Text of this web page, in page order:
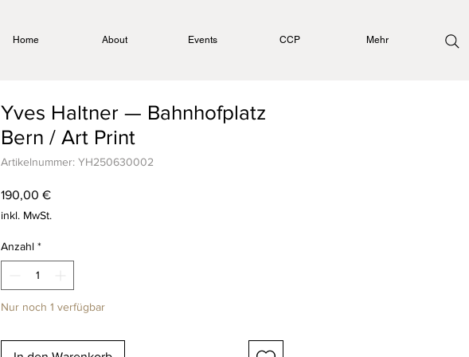
Home About Events CCP Mehr
Yves Haltner — Bahnhofplatz
Bern / Art Print
Artikelnummer: YH250630002
190,00 €Preis
inkl. MwSt.
Anzahl *
Nur noch 1 verfügbar